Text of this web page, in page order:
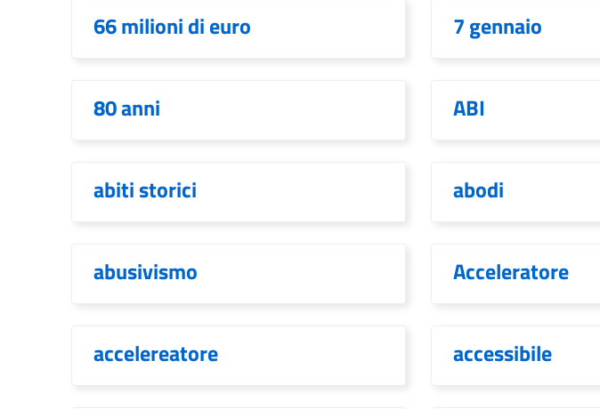
66 milioni di euro 7 gennaio
80 anni ABI
abiti storici abodi
abusivismo Acceleratore
accelereatore accessibile